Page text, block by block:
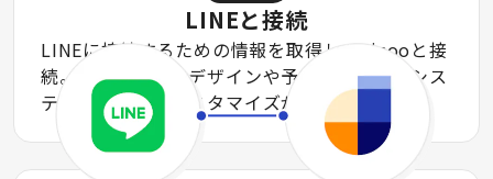
LINEと接続
LINEに接続するための情報を取得し、Jicooと接
続。予約ページのデザインや予約条件、決済シス
テムなど柔軟なカスタマイズが可能です。